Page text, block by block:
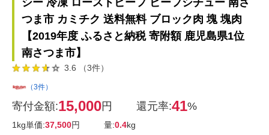
シー 冷凍 ローストビーフ ビーフシチュー 南さ
つま市 カミチク 送料無料 ブロック肉 塊 塊肉
【2019年度 ふるさと納税 寄附額 鹿児島県1位
南さつま市】
3.6 （3件）
（3件）
寄付金額:15,000円 還元率:41%
1kg単価:37,500円 量:0.4kg